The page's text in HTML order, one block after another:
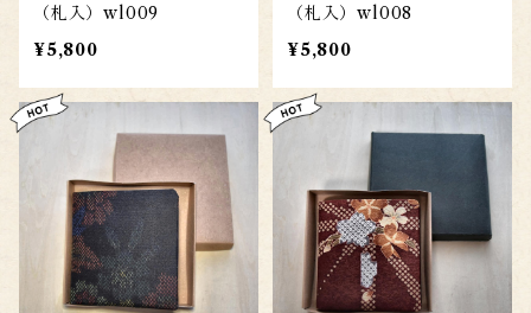
（札入）wl009
¥5,800
（札入）wl008
¥5,800